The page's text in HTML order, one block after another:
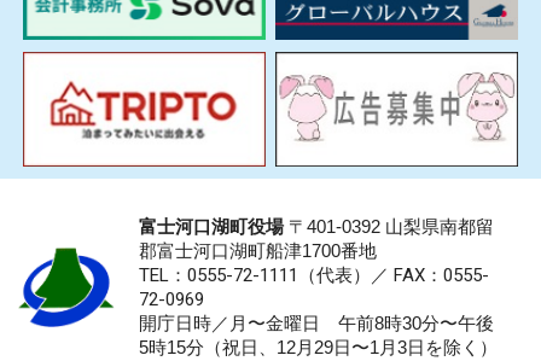
富士河口湖町役場〒401-0392 山梨県南都留
郡富士河口湖町船津1700番地
TEL：0555-72-1111 （代表）／ FAX：0555-
72-0969
開庁日時／月〜金曜日 午前8時30分〜午後
5時15分（祝日、12月29日〜1月3日を除く）